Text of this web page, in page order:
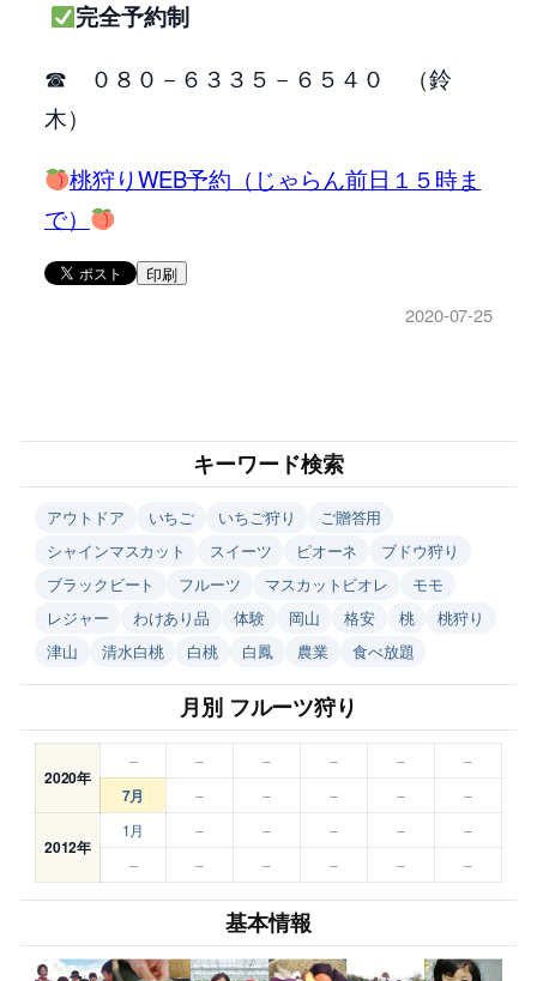
完全予約制
☎ ０８０－６３３５－６５４０ （鈴
木）
桃狩りWEB予約（じゃらん前日１５時ま
で）
印刷
2020-07-25
キーワード検索
アウトドア いちご いちご狩り
ご贈答用
シャインマスカット
スイーツ ピオーネ
ブドウ狩り
ブラックビート
フルーツ マスカットビオレ
モモ
レジャー
わけあり品 体験 岡山 格安 桃
桃狩り
津山
清水白桃 白桃 白鳳 農業 食べ放題
月別 フルーツ狩り
2020年
– – – – – –
7月 – – – – –
2012年
1月 – – – –
–
–
– – – – –
基本情報